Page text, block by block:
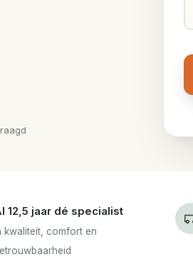
12,5 jaar dé specialist
kwaliteit, comfort en